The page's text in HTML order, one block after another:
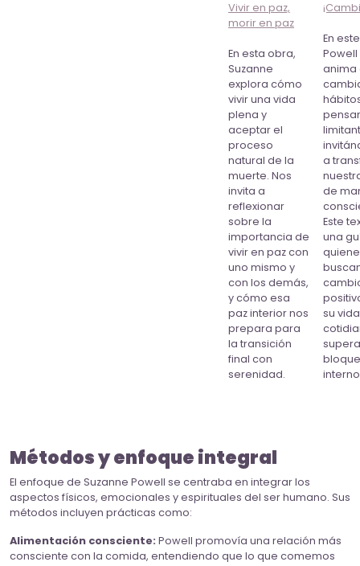
Vivir en paz,
morir en paz
En esta obra,
Suzanne
explora cómo
vivir una vida
plena y
aceptar el
proceso
natural de la
muerte. Nos
invita a
reflexionar
sobre la
importancia de
vivir en paz con
uno mismo y
con los demás,
y cómo esa
paz interior nos
prepara para
la transición
final con
serenidad.
En
Powell
anima
a
de
Este
una
su vida
Métodos y enfoque integral
El enfoque de Suzanne Powell se centraba en integrar los
aspectos físicos, emocionales y espirituales del ser humano. Sus
métodos incluyen prácticas como:
Alimentación consciente: Powell promovía una relación más
consciente con la comida, entendiendo que lo que comemos